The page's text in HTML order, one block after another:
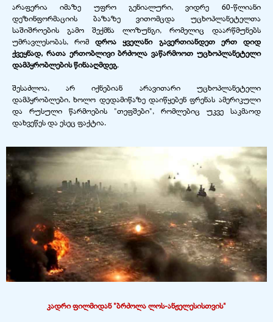
არაფერია იმაზე უფრო გენიალური, ვიდრე 60-წლიანი
დეზინფორმაციის ბაზაზე ვითომცდა უცხოპლანეტელთა
საშიშროების გამო შექმნა ლოზუნგი, რომელიც დაარწმუნებს
უმრავლესობას, რომ დროა ყველანი გავერთიანდეთ ერთ დიდ
ქვეყნად, რათა ერთობლივი ბრძოლა ვაწარმოოთ უცხოპლანეტელი
დამპყრობლების წინააღმდეგ.
შესაძლოა, არ იქნებიან არავითარი უცხოპლანეტელი
დამპყრობლები, ხოლო დედამიწაზე დაიწყებენ ფრენას ამერიკული
და რუსული წარმოების "თეფშები", რომლებიც უკვე საკმაოდ
დახვეწეს და ესეც ფაქტია.
კადრი ფილმიდან "ბრძოლა ლოს-ანჟელესისთვის"